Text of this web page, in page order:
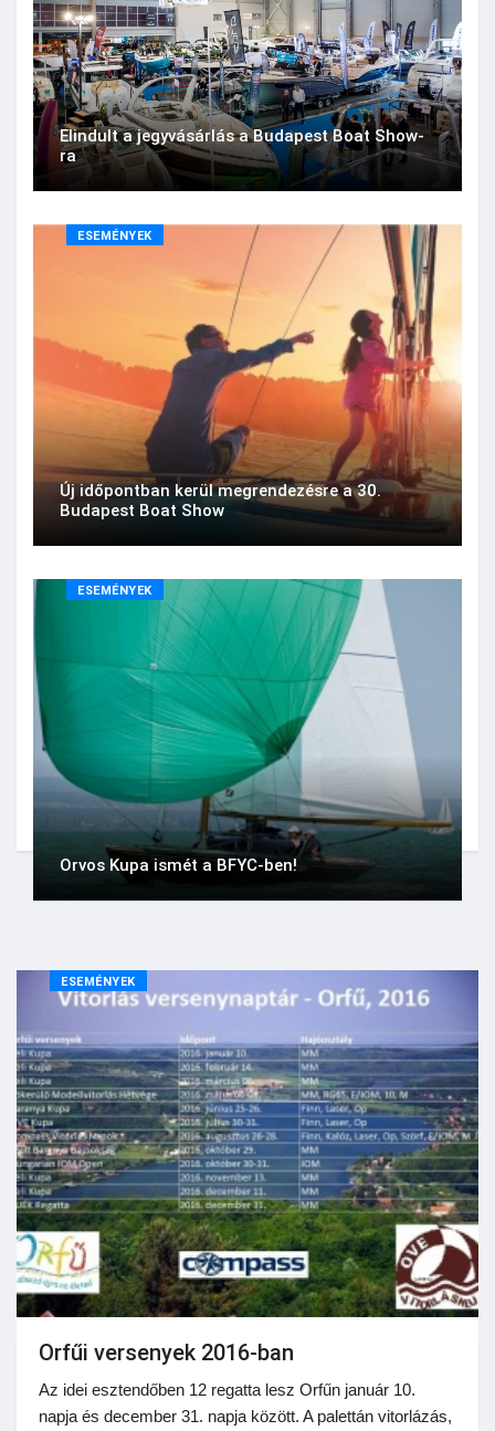
Elindult a jegyvásárlás a Budapest Boat Show-
ra
ESEMÉNYEK
Új időpontban kerül megrendezésre a 30.
Budapest Boat Show
ESEMÉNYEK
Orvos Kupa ismét a BFYC-ben!
ESEMÉNYEK
Orfűi versenyek 2016-ban
Az idei esztendőben 12 regatta lesz Orfűn január 10.
napja és december 31. napja között. A palettán vitorlázás,